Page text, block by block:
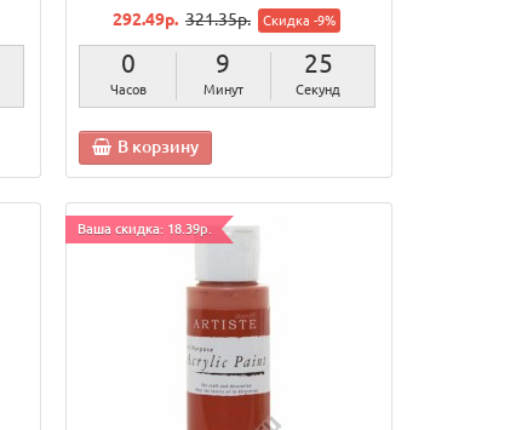
292.49р. 321.35р. Скидка -9%
0
Часов
9
Минут
24
Секунды
В корзину
Ваша скидка: 18.39р.